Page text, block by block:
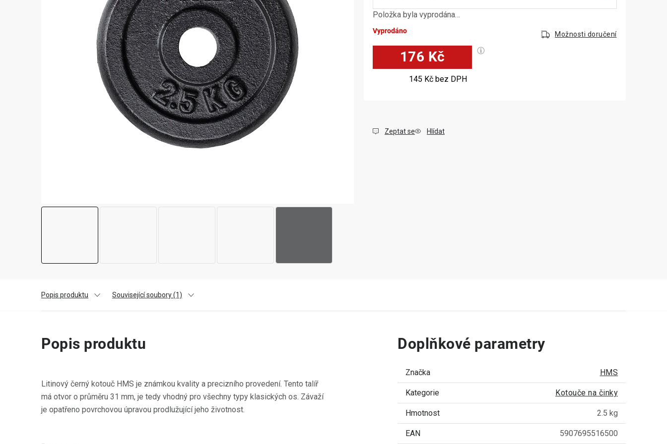
Položka byla vyprodána…
Vyprodáno Možnosti doručení
176 Kč
145 Kč bez DPH
Zeptat se Hlídat
Popis produktu Související soubory (1)
Popis produktu
Litinový černý kotouč HMS je známkou kvality a precizního provedení. Tento talíř
má otvor o průměru 31 mm, je tedy vhodný pro všechny typy klasických os. Závaží
je opatřeno povrchovou úpravou prodlužující jeho životnost.
Doplňkové parametry
Značka HMS
Kategorie Kotouče na činky
Hmotnost 2.5 kg
EAN 5907695516500